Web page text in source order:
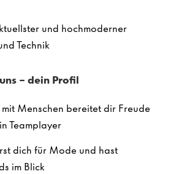
und hochmoderner
Technik
– dein Profil
Menschen bereitet dir Freude
Teamplayer
dich für Mode und hast
im Blick